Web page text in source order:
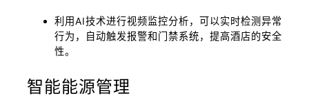
利用AI技术进行视频监控分析，可以实时检测异常
行为，自动触发报警和门禁系统，提高酒店的安全
性。
智能能源管理